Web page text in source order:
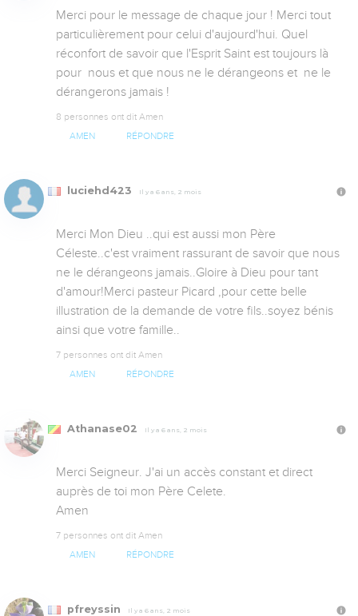
Merci pour le message de chaque jour ! Merci tout
particulièrement pour celui d'aujourd'hui. Quel
réconfort de savoir que l'Esprit Saint est toujours là
pour  nous et que nous ne le dérangeons et  ne le
dérangerons jamais !
8 personnes ont dit Amen
AMEN RÉPONDRE
luciehd423 Il y a 6 ans, 2 mois
Merci Mon Dieu ..qui est aussi mon Père
Céleste..c'est vraiment rassurant de savoir que nous
ne le dérangeons jamais..Gloire à Dieu pour tant
d'amour!Merci pasteur Picard ,pour cette belle
illustration de la demande de votre fils..soyez bénis
ainsi que votre famille..
7 personnes ont dit Amen
AMEN RÉPONDRE
Athanase02 Il y a 6 ans, 2 mois
Merci Seigneur. J'ai un accès constant et direct
auprès de toi mon Père Celete.
Amen
7 personnes ont dit Amen
AMEN RÉPONDRE
pfreyssin Il y a 6 ans, 2 mois